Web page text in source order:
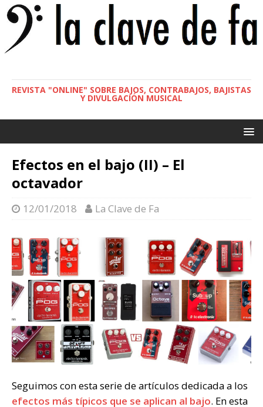
REVISTA "ONLINE" SOBRE BAJOS, CONTRABAJOS, BAJISTAS
Y DIVULGACIÓN MUSICAL
Efectos en el bajo (II) – El
octavador
12/01/2018 La Clave de Fa
Seguimos con esta serie de artículos dedicada a los
efectos más típicos que se aplican al bajo. En esta